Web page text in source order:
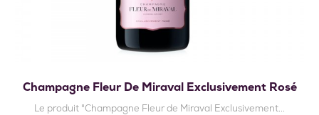
Champagne Fleur De Miraval Exclusivement Rosé
Le produit "Champagne Fleur de Miraval Exclusivement...